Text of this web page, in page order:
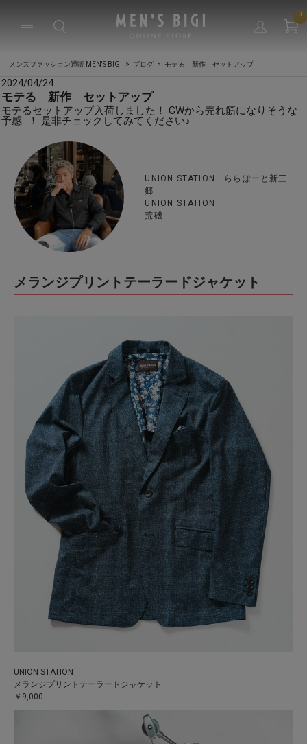
0
メンズファッション通販 MEN'S BIGI ブログ モテる 新作 セットアップ
2024/04/24
モテる 新作 セットアップ
モテるセットアップ入荷しました！ GWから売れ筋になりそうな
予感…！ 是非チェックしてみてください♪
UNION STATION ららぽーと新三
郷
UNION STATION
荒磯
メランジプリントテーラードジャケット
UNION STATION
メランジプリントテーラードジャケット
￥9,000